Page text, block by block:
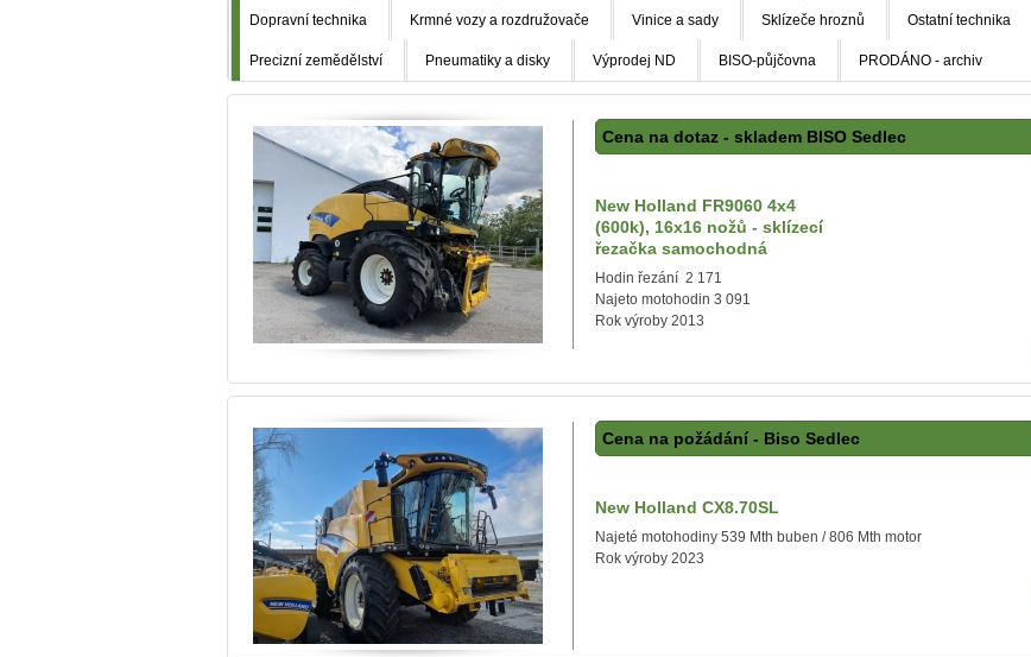
Dopravní technika Krmné vozy a rozdružovače Vinice a sady Sklízeče hroznů Ostatní technika
Precizní zemědělství Pneumatiky a disky Výprodej ND BISO-půjčovna PRODÁNO - archiv
Cena na dotaz - skladem BISO Sedlec
New Holland FR9060 4x4
(600k), 16x16 nožů - sklízecí
řezačka samochodná
Hodin řezání 2 171
Najeto motohodin 3 091
Rok výroby 2013
Cena na požádání - Biso Sedlec
New Holland CX8.70SL
Najeté motohodiny 539 Mth buben / 806 Mth motor
Rok výroby 2023